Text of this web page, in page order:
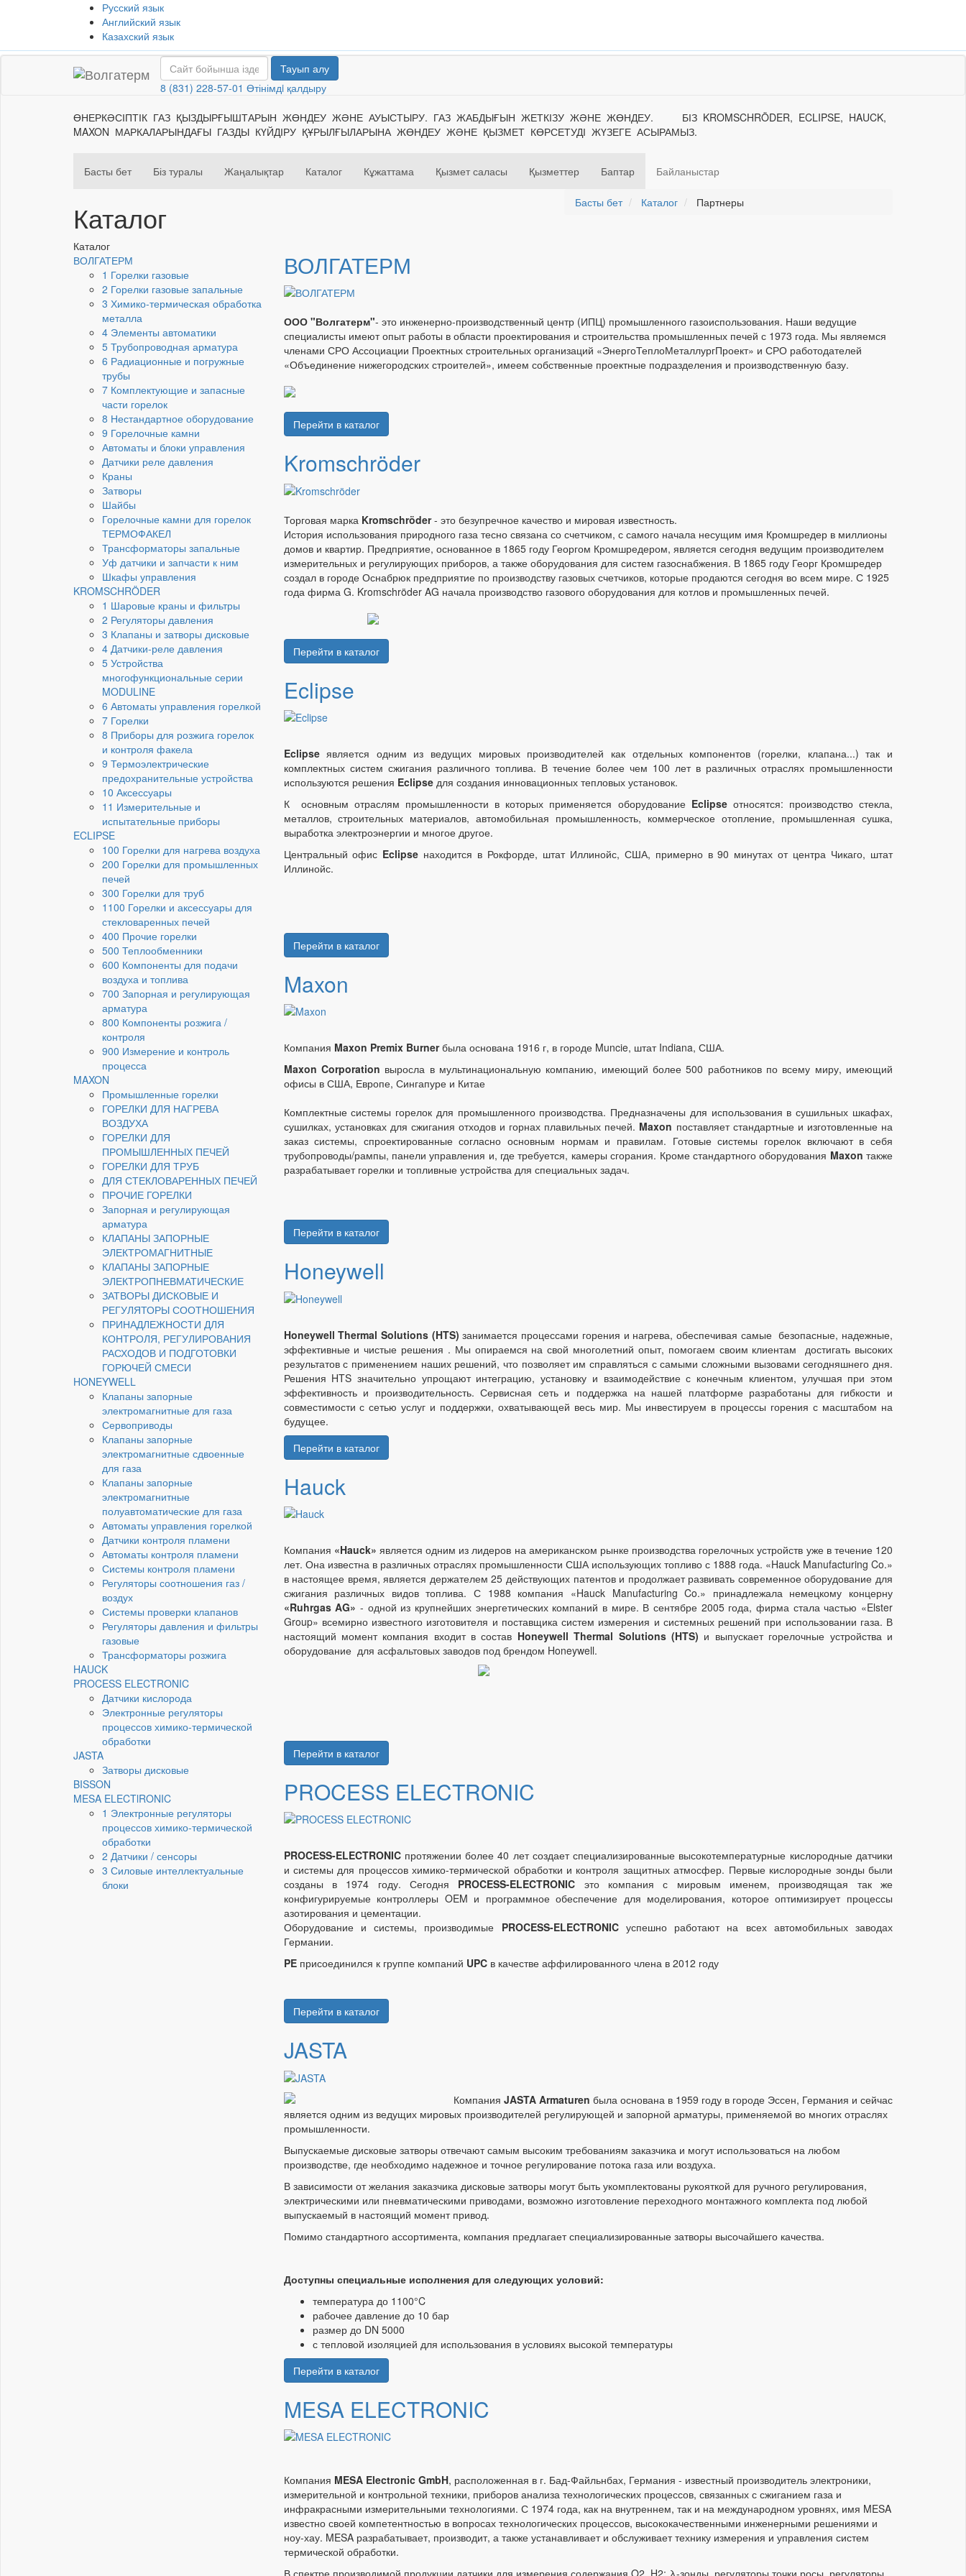
Русский язык
Английский язык
Казахский язык
Тауып алу
8 (831) 228-57-01 Өтінімдi қалдыру
ӨНЕРКӘСІПТІК ГАЗ ҚЫЗДЫРҒЫШТАРЫН ЖӨНДЕУ ЖӘНЕ АУЫСТЫРУ. ГАЗ ЖАБДЫҒЫН ЖЕТКІЗУ ЖӘНЕ ЖӨНДЕУ. БІЗ KROMSCHRÖDER, ECLIPSE, HAUCK,
MAXON МАРКАЛАРЫНДАҒЫ ГАЗДЫ КҮЙДІРУ ҚҰРЫЛҒЫЛАРЫНА ЖӨНДЕУ ЖӘНЕ ҚЫЗМЕТ КӨРСЕТУДІ ЖҮЗЕГЕ АСЫРАМЫЗ.
Басты бет Біз туралы Жаңалықтар Каталог Кұжаттама Қызмет саласы Қызметтер Баптар Байланыстар
Каталог Басты бет Каталог Партнеры
Каталог
ВОЛГАТЕРМ
1 Горелки газовые
2 Горелки газовые запальные
3 Химико-термическая обработка
металла
4 Элементы автоматики
5 Трубопроводная арматура
6 Радиационные и погружные
трубы
7 Комплектующие и запасные
части горелок
8 Нестандартное оборудование
9 Горелочные камни
Автоматы и блоки управления
Датчики реле давления
Краны
Затворы
Шайбы
Горелочные камни для горелок
ТЕРМОФАКЕЛ
Трансформаторы запальные
Уф датчики и запчасти к ним
Шкафы управления
KROMSCHRÖDER
1 Шаровые краны и фильтры
2 Регуляторы давления
3 Клапаны и затворы дисковые
4 Датчики-реле давления
5 Устройства
многофункциональные серии
MODULINE
6 Автоматы управления горелкой
7 Горелки
8 Приборы для розжига горелок
и контроля факела
9 Термоэлектрические
предохранительные устройства
10 Аксессуары
11 Измерительные и
испытательные приборы
ECLIPSE
100 Горелки для нагрева воздуха
200 Горелки для промышленных
печей
300 Горелки для труб
1100 Горелки и аксессуары для
стекловаренных печей
400 Прочие горелки
500 Теплообменники
600 Компоненты для подачи
воздуха и топлива
700 Запорная и регулирующая
арматура
800 Компоненты розжига /
контроля
900 Измерение и контроль
процесса
MAXON
Промышленные горелки
ГОРЕЛКИ ДЛЯ НАГРЕВА
ВОЗДУХА
ГОРЕЛКИ ДЛЯ
ПРОМЫШЛЕННЫХ ПЕЧЕЙ
ГОРЕЛКИ ДЛЯ ТРУБ
ДЛЯ СТЕКЛОВАРЕННЫХ ПЕЧЕЙ
ПРОЧИЕ ГОРЕЛКИ
Запорная и регулирующая
арматура
КЛАПАНЫ ЗАПОРНЫЕ
ЭЛЕКТРОМАГНИТНЫЕ
КЛАПАНЫ ЗАПОРНЫЕ
ЭЛЕКТРОПНЕВМАТИЧЕСКИЕ
ЗАТВОРЫ ДИСКОВЫЕ И
РЕГУЛЯТОРЫ СООТНОШЕНИЯ
ПРИНАДЛЕЖНОСТИ ДЛЯ
КОНТРОЛЯ, РЕГУЛИРОВАНИЯ
РАСХОДОВ И ПОДГОТОВКИ
ГОРЮЧЕЙ СМЕСИ
HONEYWELL
Клапаны запорные
электромагнитные для газа
Сервоприводы
Клапаны запорные
электромагнитные сдвоенные
для газа
Клапаны запорные
электромагнитные
полуавтоматические для газа
Автоматы управления горелкой
Датчики контроля пламени
Автоматы контроля пламени
Системы контроля пламени
Регуляторы соотношения газ /
воздух
Системы проверки клапанов
Регуляторы давления и фильтры
газовые
Трансформаторы розжига
HAUCK
PROCESS ELECTRONIC
Датчики кислорода
Электронные регуляторы
процессов химико-термической
обработки
JASTA
Затворы дисковые
BISSON
MESA ELECTlRONIC
1 Электронные регуляторы
процессов химико-термической
обработки
2 Датчики / сенсоры
3 Силовые интеллектуальные
блоки
ВОЛГАТЕРМ
ООО "Волгатерм"- это инженерно-производственный центр (ИПЦ) промышленного газоиспользования. Наши ведущие
специалисты имеют опыт работы в области проектирования и строительства промышленных печей с 1973 года. Мы являемся
членами СРО Ассоциации Проектных строительных организаций «ЭнергоТеплоМеталлургПроект» и СРО работодателей
«Объединение нижегородских строителей», имеем собственные проектные подразделения и производственную базу.
Перейти в каталог
Kromschröder
Торговая марка Kromschröder- это безупречное качество и мировая известность.
История использования природного газа тесно связана со счетчиком, с самого начала несущим имя Кромшредер в миллионы
домов и квартир. Предприятие, основанное в 1865 году Георгом Кромшредером, является сегодня ведущим производителем
измерительных и регулирующих приборов, а также оборудования для систем газоснабжения. В 1865 году Георг Кромшредер
создал в городе Оснабрюк предприятие по производству газовых счетчиков, которые продаются сегодня во всем мире. С 1925
года фирма G. Kromschröder AG начала производство газового оборудования для котлов и промышленных печей.
Перейти в каталог
Eclipse
Eclipseявляется одним из ведущих мировых производителей как отдельных компонентов (горелки, клапана...) так и
комплектных систем сжигания различного топлива. В течение более чем 100 лет в различных отраслях промышленности
используются решения Eclipseдля создания инновационных тепловых установок.
К основным отраслям промышленности в которых применяется оборудование Eclipse относятся: производство стекла,
металлов, строительных материалов, автомобильная промышленность, коммерческое отопление, промышленная сушка,
выработка электроэнергии и многое другое.
Центральный офис Eclipse находится в Рокфорде, штат Иллинойс, США, примерно в 90 минутах от центра Чикаго, штат
Иллинойс.
Перейти в каталог
Maxon
Компания Maxon Premix Burnerбыла основана 1916 г, в городе Muncie, штат Indiana, США.
Maxon Corporation выросла в мультинациональную компанию, имеющий более 500 работников по всему миру, имеющий
офисы в США, Европе, Сингапуре и Китае
Комплектные системы горелок для промышленного производства. Предназначены для использования в сушильных шкафах,
сушилках, установках для сжигания отходов и горнах плавильных печей. Maxon поставляет стандартные и изготовленные на
заказ системы, спроектированные согласно основным нормам и правилам. Готовые системы горелок включают в себя
трубопроводы/рампы, панели управления и, где требуется, камеры сгорания. Кроме стандартного оборудования Maxon также
разрабатывает горелки и топливные устройства для специальных задач.
Перейти в каталог
Honeywell
Honeywell Thermal Solutions (HTS) занимается процессами горения и нагрева, обеспечивая самые безопасные, надежные,
эффективные и чистые решения . Мы опираемся на свой многолетний опыт, помогаем своим клиентам достигать высоких
результатов с применением наших решений, что позволяет им справляться с самыми сложными вызовами сегодняшнего дня.
Решения HTS значительно упрощают интеграцию, установку и взаимодействие с конечным клиентом, улучшая при этом
эффективность и производительность. Сервисная сеть и поддержка на нашей платформе разработаны для гибкости и
совместимости с сетью услуг и поддержки, охватывающей весь мир. Мы инвестируем в процессы горения с масштабом на
будущее.
Перейти в каталог
Hauck
Компания «Hauck» является одним из лидеров на американском рынке производства горелочных устройств уже в течение 120
лет. Она известна в различных отраслях промышленности США использующих топливо с 1888 года. «Hauck Manufacturing Co.»
в настоящее время, является держателем 25 действующих патентов и продолжает развивать современное оборудование для
сжигания различных видов топлива. С 1988 компания «Hauck Manufacturing Co.» принадлежала немецкому концерну
«Ruhrgas AG» - одной из крупнейших энергетических компаний в мире. В сентябре 2005 года, фирма стала частью «Elster
Group» всемирно известного изготовителя и поставщика систем измерения и системных решений при использовании газа. В
настоящий момент компания входит в состав Honeywell Thermal Solutions (HTS) и выпускает горелочные устройства и
оборудование для асфальтовых заводов под брендом Honeywell.
Перейти в каталог
PROCESS ELECTRONIC
PROCESS-ELECTRONIC протяжении более 40 лет создает специализированные высокотемпературные кислородные датчики
и системы для процессов химико-термической обработки и контроля защитных атмосфер. Первые кислородные зонды были
созданы в 1974 году. Сегодня PROCESS-ELECTRONIC это компания с мировым именем, производящая так же
конфигурируемые контроллеры OEM и программное обеспечение для моделирования, которое оптимизирует процессы
азотирования и цементации.
Оборудование и системы, производимые PROCESS-ELECTRONICуспешно работают на всех автомобильных заводах
Германии.
PEприсоединился к группе компаний UPCв качестве аффилированного члена в 2012 году
Перейти в каталог
JASTA
Компания JASTA Armaturen была основана в 1959 году в городе Эссен, Германия и сейчас
является одним из ведущих мировых производителей регулирующей и запорной арматуры, применяемой во многих отраслях
промышленности.
Выпускаемые дисковые затворы отвечают самым высоким требованиям заказчика и могут использоваться на любом
производстве, где необходимо надежное и точное регулирование потока газа или воздуха.
В зависимости от желания заказчика дисковые затворы могут быть укомплектованы рукояткой для ручного регулирования,
электрическими или пневматическими приводами, возможно изготовление переходного монтажного комплекта под любой
выпускаемый в настоящий момент привод.
Помимо стандартного ассортимента, компания предлагает специализированные затворы высочайшего качества.
Доступны специальные исполнения для следующих условий:
температура до 1100°C
рабочее давление до 10 бар
размер до DN 5000
с тепловой изоляцией для использования в условиях высокой температуры
Перейти в каталог
MESA ELECTRONIC
Компания MESA Electronic GmbH, расположенная в г. Бад-Файльнбах, Германия - известный производитель электроники,
измерительной и контрольной техники, приборов анализа технологических процессов, связанных с сжиганием газа и
инфракрасными измерительными технологиями. С 1974 года, как на внутреннем, так и на международном уровнях, имя MESA
известно своей компетентностью в вопросах технологических процессов, высококачественными инженерными решениями и
ноу-хау. MESA разрабатывает, производит, а также устанавливает и обслуживает технику измерения и управления систем
термической обработки.
В спектре производимой продукции датчики для измерения содержания O2, H2; λ-зонды, регуляторы точки росы, регуляторы